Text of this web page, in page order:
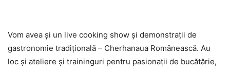
Vom avea şi un live cooking show şi demonstraţii de
gastronomie tradiţională – Cherhanaua Românească. Au
loc şi ateliere şi traininguri pentru pasionaţii de bucătărie,